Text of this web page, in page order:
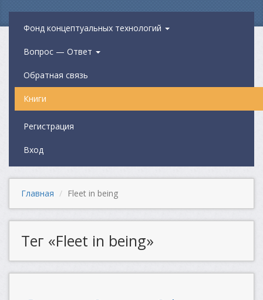
Фонд концептуальных технологий
Вопрос — Ответ
Обратная связь
Книги
Регистрация
Вход
Главная Fleet in being
Тег «Fleet in being»